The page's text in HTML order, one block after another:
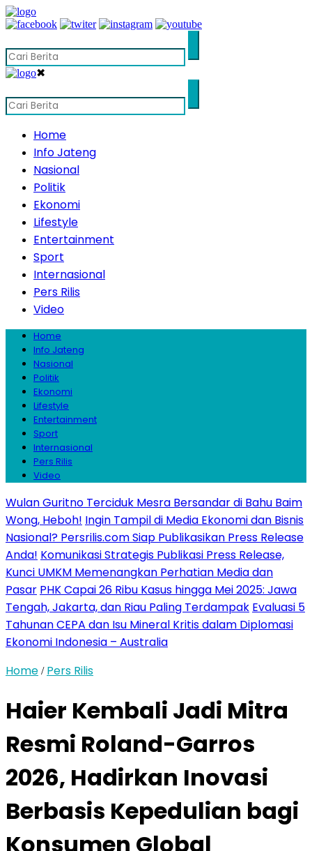
✖
Home
Info Jateng
Nasional
Politik
Ekonomi
Lifestyle
Entertainment
Sport
Internasional
Pers Rilis
Video
Home
Info Jateng
Nasional
Politik
Ekonomi
Lifestyle
Entertainment
Sport
Internasional
Pers Rilis
Video
Wulan Guritno Terciduk Mesra Bersandar di Bahu Baim
Wong, Heboh! Ingin Tampil di Media Ekonomi dan Bisnis
Nasional? Persrilis.com Siap Publikasikan Press Release
Anda! Komunikasi Strategis Publikasi Press Release,
Kunci UMKM Memenangkan Perhatian Media dan
Pasar PHK Capai 26 Ribu Kasus hingga Mei 2025: Jawa
Tengah, Jakarta, dan Riau Paling Terdampak Evaluasi 5
Tahunan CEPA dan Isu Mineral Kritis dalam Diplomasi
Ekonomi Indonesia – Australia
Home / Pers Rilis
Haier Kembali Jadi Mitra
Resmi Roland-Garros
2026, Hadirkan Inovasi
Berbasis Kepedulian bagi
Konsumen Global